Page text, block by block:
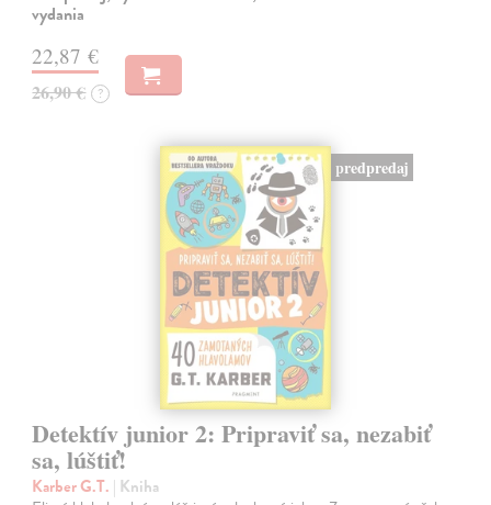
vydania
22,87 €
26,90 € ?
predpredaj
Detektív junior 2: Pripraviť sa, nezabiť
sa, lúštiť!
Karber G.T. | Kniha